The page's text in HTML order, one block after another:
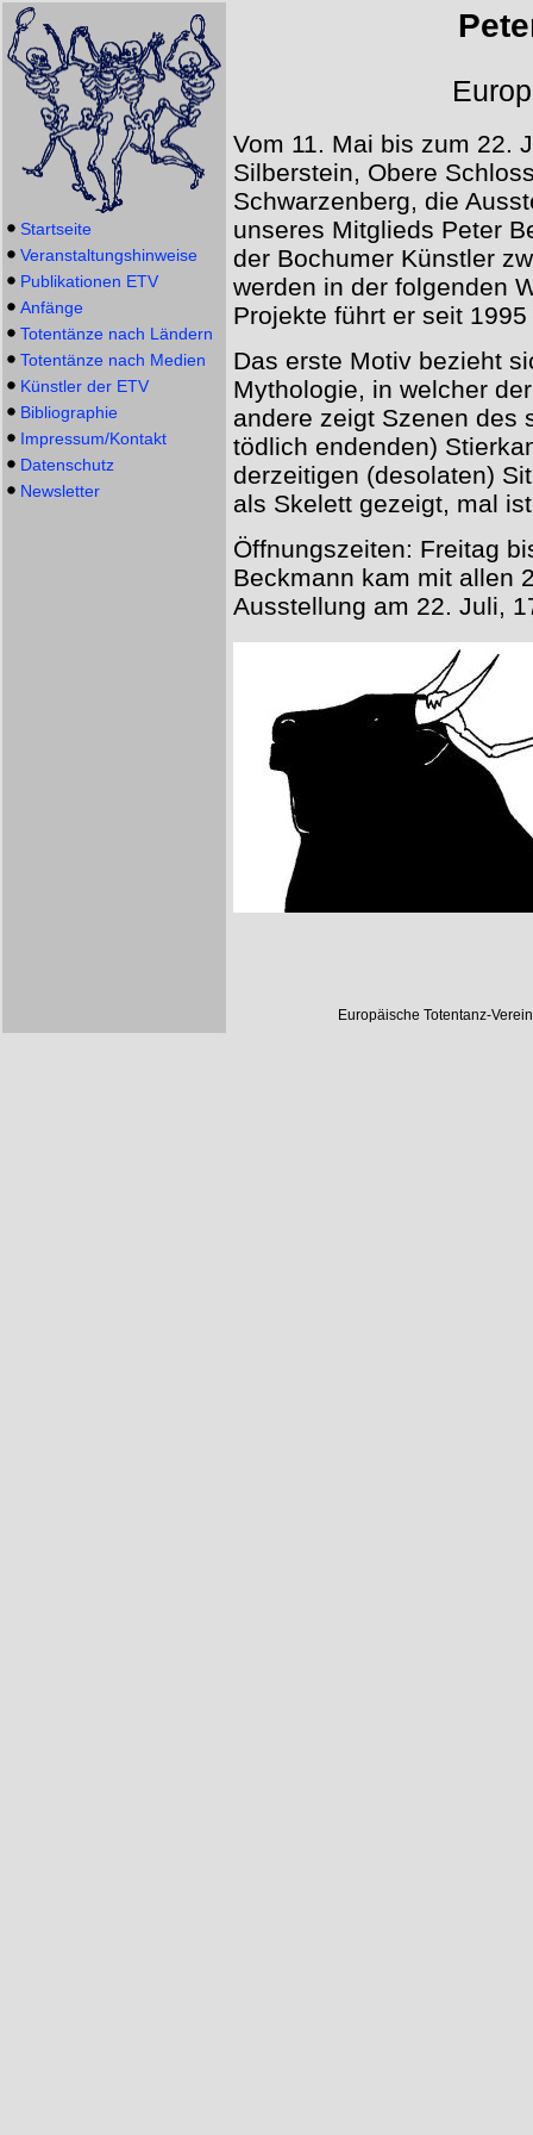
Startseite
Veranstaltungshinweise
Publikationen ETV
Anfänge
Totentänze nach Ländern
Totentänze nach Medien
Künstler der ETV
Bibliographie
Impressum/Kontakt
Datenschutz
Newsletter
Vom 11. Mai bis zum 22.
Silberstein, Obere
Schwarzenberg, die
unseres Mitglieds Peter
der Bochumer Künstler
werden in der folgenden
Projekte führt er seit
Das erste Motiv bezieht
Mythologie, in welcher
andere zeigt Szenen des
tödlich endenden)
derzeitigen (desolaten)
als Skelett gezeigt, mal
Öffnungszeiten: Freitag
Beckmann kam mit allen
Ausstellung am 22. Juli,
Europäische Totentanz-